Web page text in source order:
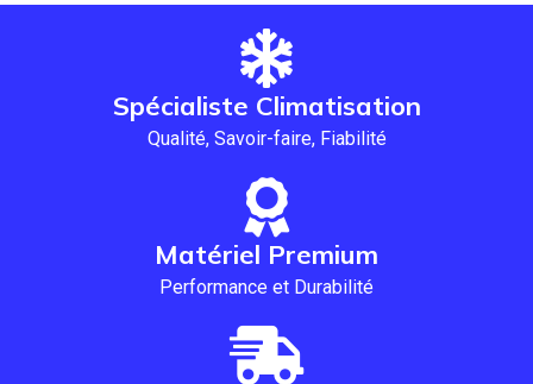
Spécialiste Climatisation
Qualité, Savoir-faire, Fiabilité
Matériel Premium
Performance et Durabilité